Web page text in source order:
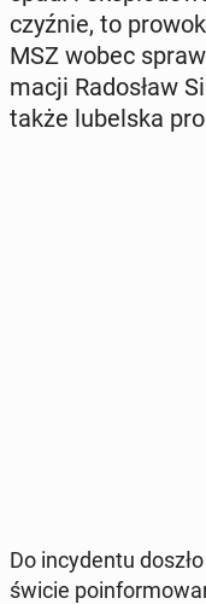
czyź­nie, to
MSZ wobec
ma­cji Ra­do­sław
także lu­bel­ska
Do in­cy­den­tu
świcie